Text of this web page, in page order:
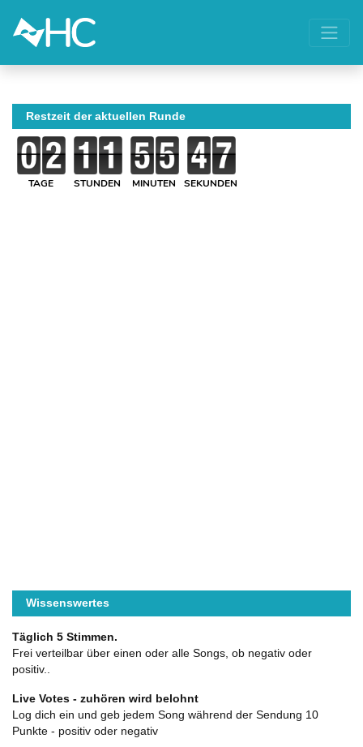
Restzeit der aktuellen Runde
TAGE STUNDEN MINUTEN SEKUNDEN
Wissenswertes
Täglich 5 Stimmen.
Frei verteilbar über einen oder alle Songs, ob negativ oder
positiv..
Live Votes - zuhören wird belohnt
Log dich ein und geb jedem Song während der Sendung 10
Punkte - positiv oder negativ